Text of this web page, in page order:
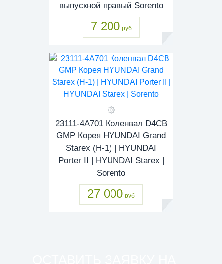
выпускной правый Sorento
7 200 руб
23111-4A701 Коленвал D4CB
GMP Корея HYUNDAI Grand
Starex (H-1) | HYUNDAI
Porter II | HYUNDAI Starex |
Sorento
27 000 руб